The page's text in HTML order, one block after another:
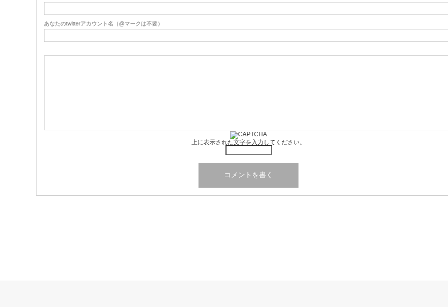
あなたのtwitterアカウント名（@マークは不要）
上に表示された文字を入力してください。